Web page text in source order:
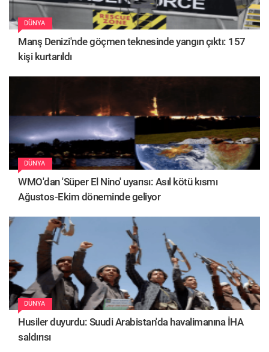
DÜNYA
Manş Denizi'nde göçmen teknesinde yangın çıktı: 157
kişi kurtarıldı
DÜNYA
WMO'dan 'Süper El Nino' uyarısı: Asıl kötü kısmı
Ağustos-Ekim döneminde geliyor
DÜNYA
Husiler duyurdu: Suudi Arabistan'da havalimanına İHA
saldırısı